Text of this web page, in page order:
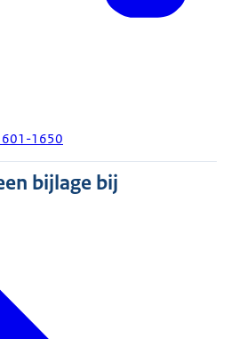
1650
bijlage bij